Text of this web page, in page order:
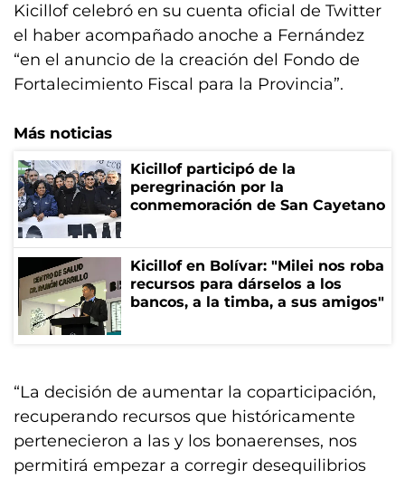
Kicillof celebró en su cuenta oficial de Twitter
el haber acompañado anoche a Fernández
“en el anuncio de la creación del Fondo de
Fortalecimiento Fiscal para la Provincia”.
Más noticias
Kicillof participó de la
peregrinación por la
conmemoración de San Cayetano
Kicillof en Bolívar: "Milei nos roba
recursos para dárselos a los
bancos, a la timba, a sus amigos"
“La decisión de aumentar la coparticipación,
recuperando recursos que históricamente
pertenecieron a las y los bonaerenses, nos
permitirá empezar a corregir desequilibrios